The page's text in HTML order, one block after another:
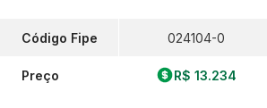
Código Fipe
Preço
024104-0
R$ 13.234